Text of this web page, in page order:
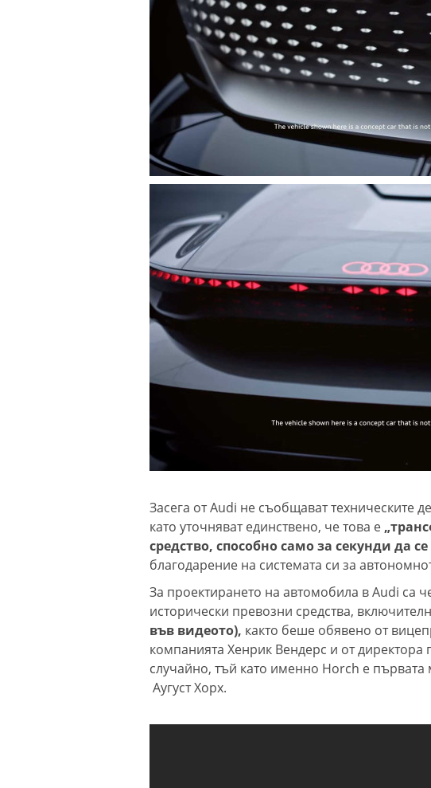
Засега от Audi не съобщават техническите
като уточняват единствено, че това е
средство, способно само за секунди да
благодарение на системата си за
За проектирането на автомобила в Audi са
исторически превозни средства,
във видеото), както беше обявено от
компанията Хенрик Вендерс и от
случайно, тъй като именно Horch е първата
Аугуст Хорх.